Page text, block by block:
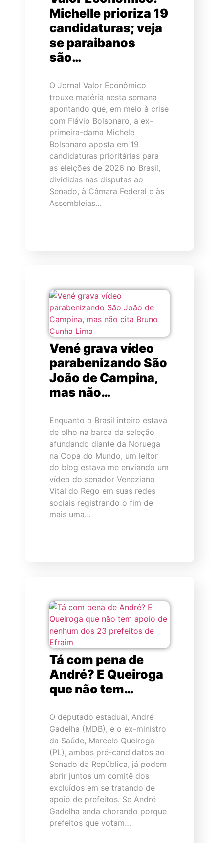
Michelle prioriza 19
candidaturas; veja
se paraibanos
são…
O Jornal Valor Econômico
trouxe matéria nesta semana
apontando que, em meio à crise
com Flávio Bolsonaro, a ex-
primeira-dama Michele
Bolsonaro aposta em 19
candidaturas prioritárias para
as eleições de 2026 no Brasil,
divididas nas disputas ao
Senado, à Câmara Federal e às
Assembleias…
Vené grava vídeo
parabenizando São
João de Campina,
mas não…
Enquanto o Brasil inteiro estava
de olho na barca da seleção
afundando diante da Noruega
na Copa do Mundo, um leitor
do blog estava me enviando um
vídeo do senador Veneziano
Vital do Rego em suas redes
sociais registrando o fim de
mais uma…
Tá com pena de
André? E Queiroga
que não tem…
O deputado estadual, André
Gadelha (MDB), e o ex-ministro
da Saúde, Marcelo Queiroga
(PL), ambos pré-candidatos ao
Senado da República, já podem
abrir juntos um comitê dos
excluídos em se tratando de
apoio de prefeitos. Se André
Gadelha anda chorando porque
prefeitos que votam…